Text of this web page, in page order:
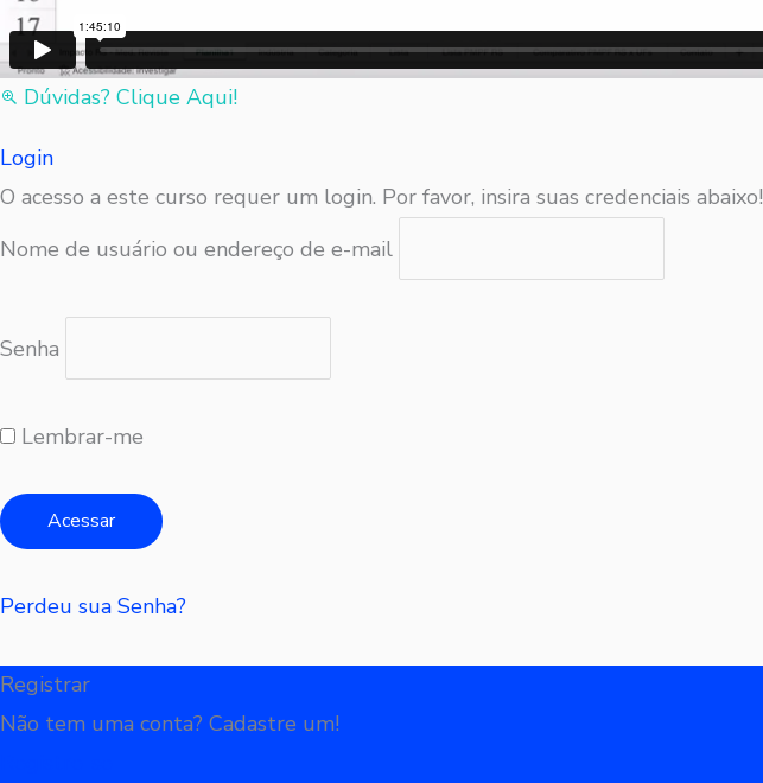
Dúvidas? Clique Aqui!
Login
O acesso a este curso requer um login. Por favor, insira suas credenciais abaixo!
Nome de usuário ou endereço de e-mail
Senha
Lembrar-me
Perdeu sua Senha?
Registrar
Não tem uma conta? Cadastre um!